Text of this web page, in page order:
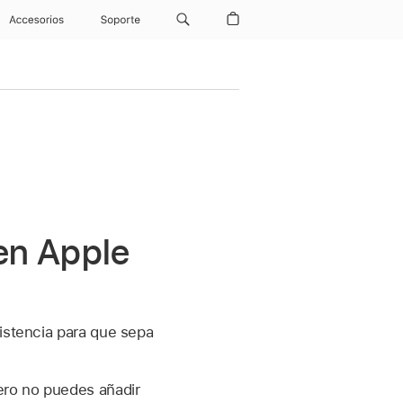
Accesorios Soporte
Apple
para que sepa
no puedes añadir